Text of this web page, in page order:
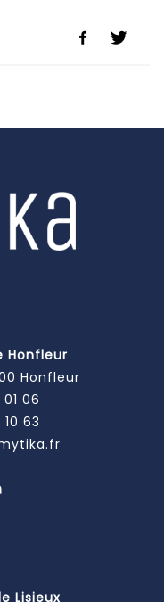
Honfleur
Honfleur
06
63
Lisieux